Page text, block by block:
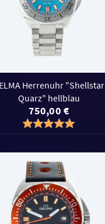
Herrenuhr "Shellstar
Quarz" hellblau
750,00 €